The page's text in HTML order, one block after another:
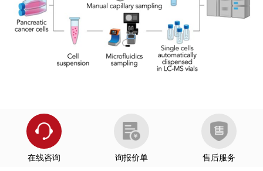
University of Rochester
生物医药研发机构：
在线咨询 询报价单 售后服务